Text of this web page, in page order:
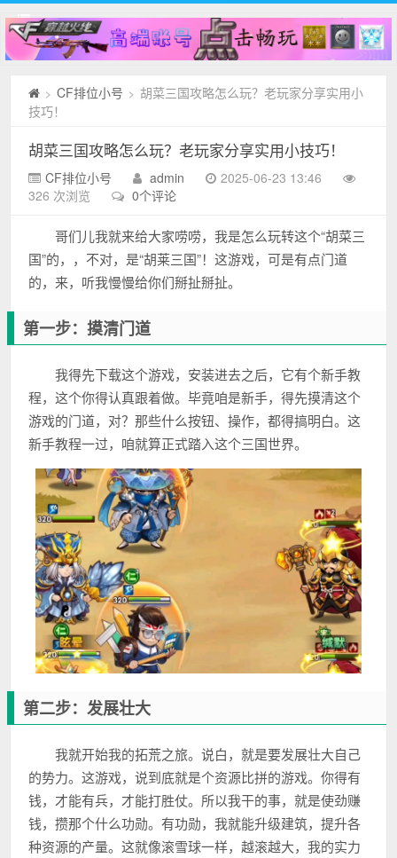
> CF排位小号 > 胡菜三国攻略怎么玩？老玩家分享实用小
技巧！
胡菜三国攻略怎么玩？老玩家分享实用小技巧！
CF排位小号 admin
2025-06-23 13:46
326 次浏览
0个评论
哥们儿我就来给大家唠唠，我是怎么玩转这个“胡菜三
国”的，，不对，是“胡莱三国”！这游戏，可是有点门道
的，来，听我慢慢给你们掰扯掰扯。
第一步：摸清门道
我得先下载这个游戏，安装进去之后，它有个新手教
程，这个你得认真跟着做。毕竟咱是新手，得先摸清这个
游戏的门道，对？那些什么按钮、操作，都得搞明白。这
新手教程一过，咱就算正式踏入这个三国世界。
第二步：发展壮大
我就开始我的拓荒之旅。说白，就是要发展壮大自己
的势力。这游戏，说到底就是个资源比拼的游戏。你得有
钱，才能有兵，才能打胜仗。所以我干的事，就是使劲赚
钱，攒那个什么功勋。有功勋，我就能升级建筑，提升各
种资源的产量。这就像滚雪球一样，越滚越大，我的实力